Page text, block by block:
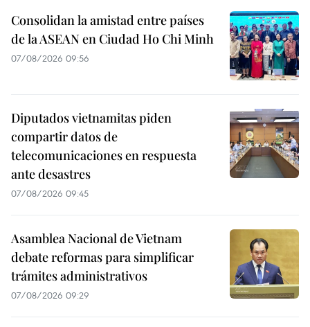
Consolidan la amistad entre países
de la ASEAN en Ciudad Ho Chi Minh
07/08/2026 09:56
Diputados vietnamitas piden
compartir datos de
telecomunicaciones en respuesta
ante desastres
07/08/2026 09:45
Asamblea Nacional de Vietnam
debate reformas para simplificar
trámites administrativos
07/08/2026 09:29